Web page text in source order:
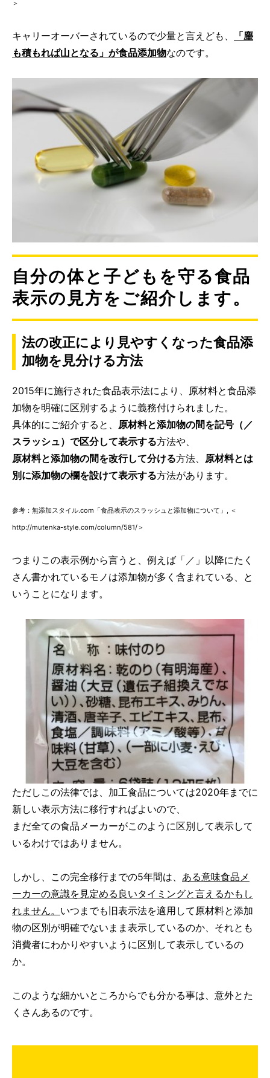
＞
キャリーオーバーされているので少量と言えども、
「塵
も積もれば山となる」が食品添加物なのです。
自分の体と子どもを守る食品
表示の見方をご紹介します。
法の改正により見やすくなった食品添
加物を見分ける方法
2015年に施行された食品表示法により、原材料と食品添
加物を明確に区別するように義務付けられました。
具体的にご紹介すると、 原材料と添加物の間を記号（／
スラッシュ）で区分して表示する方法や、
原材料と添加物の間を改行して分ける方法、 原材料とは
別に添加物の欄を設けて表示する方法があります。
参考：無添加スタイル.com「食品表示のスラッシュと添加物について」, ＜
http://mutenka-style.com/column/581/＞
つまりこの表示例から言うと、例えば「／」以降にたく
さん書かれているモノは添加物が多く含まれている、と
いうことになります。
ただしこの法律では、加工食品については2020年までに
新しい表示方法に移行すればよいので、
まだ全ての食品メーカーがこのように区別して表示して
いるわけではありません。
しかし、この完全移行までの5年間は、 ある意味食品メ
ーカーの意識を見定める良いタイミングと言えるかもし
れません。 いつまでも旧表示法を適用して原材料と添加
物の区別が明確でないまま表示しているのか、それとも
消費者にわかりやすいように区別して表示しているの
か。
このような細かいところからでも分かる事は、意外とた
くさんあるのです。